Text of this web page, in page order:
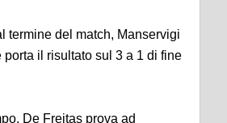
termine del match, Manservigi
porta il risultato sul 3 a 1 di fine
De Freitas prova ad